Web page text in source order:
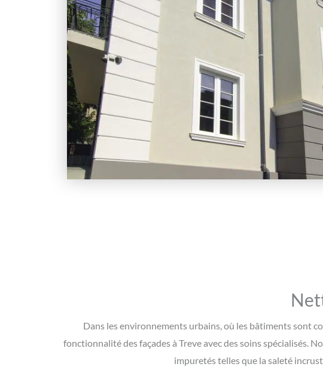
Dans les environnements urbains, où les bâtiments sont
fonctionnalité des façades à Treve avec des soins spécialisés.
impuretés telles que la saleté